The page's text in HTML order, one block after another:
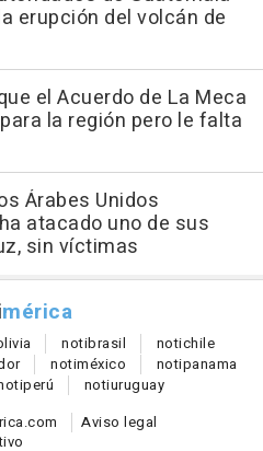
erupción del volcán de
el Acuerdo de La Meca
la región pero le falta
Árabes Unidos
atacado uno de sus
sin víctimas
mérica
notibrasil notichile
notiméxico notipanama
perú notiuruguay
Aviso legal